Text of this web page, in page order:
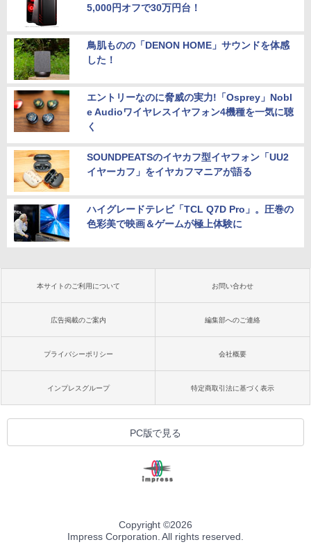
5,000円オフで30万円台！
鳥肌ものの「DENON HOME」サウンドを体感
した！
エントリーなのに脅威の実力!「Osprey」Nobl
e Audioワイヤレスイヤフォン4機種を一気に聴
く
SOUNDPEATSのイヤカフ型イヤフォン「UU2
イヤーカフ」をイヤカフマニアが語る
ハイグレードテレビ「TCL Q7D Pro」。圧巻の
色彩美で映画＆ゲームが極上体験に
本サイトのご利用について お問い合わせ
広告掲載のご案内 編集部へのご連絡
プライバシーポリシー 会社概要
インプレスグループ 特定商取引法に基づく表示
PC版で見る
Copyright ©2026
Impress Corporation. All rights reserved.